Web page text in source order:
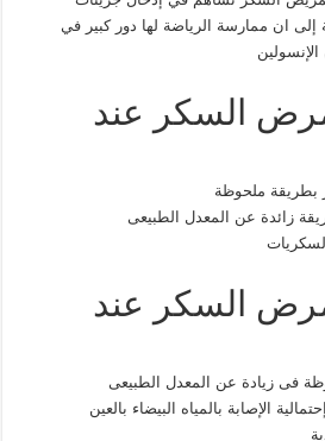
إلى ان ممارسة الرياضة لها دور كبير في
الإنسولين
السكر عند
بطريقة ملحوظة
زائدة عن المعدل الطبيعى
السكر عند
فى زيادة عن المعدل الطبيعى
الإصابة بالمياه البيضاء بالعين